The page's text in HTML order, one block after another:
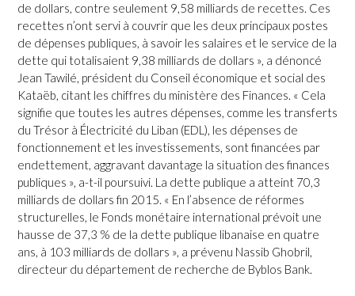
de dollars, contre seulement 9,58 milliards de recettes. Ces
recettes n’ont servi à couvrir que les deux principaux postes
de dépenses publiques, à savoir les salaires et le service de la
dette qui totalisaient 9,38 milliards de dollars », a dénoncé
Jean Tawilé, président du Conseil économique et social des
Kataëb, citant les chiffres du ministère des Finances. « Cela
signifie que toutes les autres dépenses, comme les transferts
du Trésor à Électricité du Liban (EDL), les dépenses de
fonctionnement et les investissements, sont financées par
endettement, aggravant davantage la situation des finances
publiques », a-t-il poursuivi. La dette publique a atteint 70,3
milliards de dollars fin 2015. « En l’absence de réformes
structurelles, le Fonds monétaire international prévoit une
hausse de 37,3 % de la dette publique libanaise en quatre
ans, à 103 milliards de dollars », a prévenu Nassib Ghobril,
directeur du département de recherche de Byblos Bank.